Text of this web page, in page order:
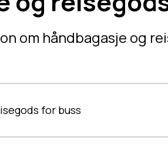
om håndbagasje og
for buss